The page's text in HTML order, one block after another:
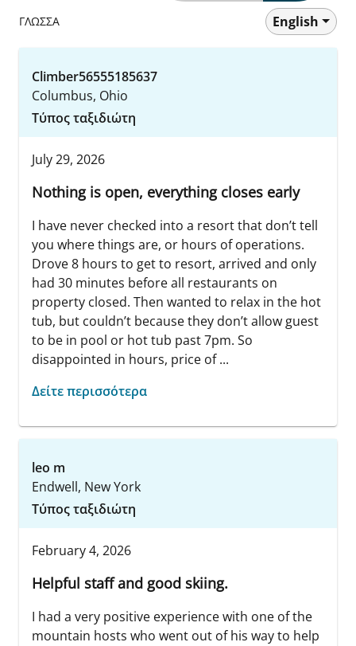
ΓΛΩΣΣΑ
English
Climber56555185637
Columbus, Ohio
Τύπος ταξιδιώτη
July 29, 2026
Nothing is open, everything closes early
I have never checked into a resort that don’t tell
you where things are, or hours of operations.
Drove 8 hours to get to resort, arrived and only
had 30 minutes before all restaurants on
property closed. Then wanted to relax in the hot
tub, but couldn’t because they don’t allow guest
to be in pool or hot tub past 7pm. So
disappointed in hours, price of ...
Δείτε περισσότερα
leo m
Endwell, New York
Τύπος ταξιδιώτη
February 4, 2026
Helpful staff and good skiing.
I had a very positive experience with one of the
mountain hosts who went out of his way to help